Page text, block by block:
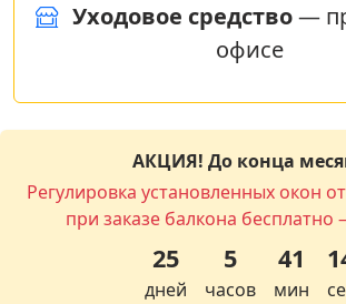
Уходовое средство—
офисе
АКЦИЯ! До конца
Регулировка установленных окон
при заказе балкона бесплатно
25
дней
5
часов
41
мин